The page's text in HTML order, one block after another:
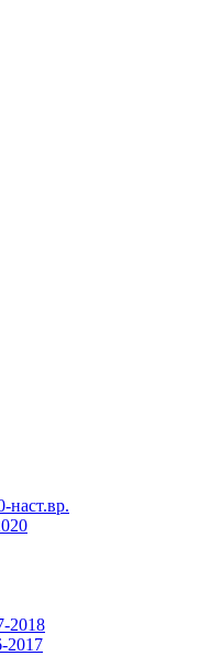
2018
2017